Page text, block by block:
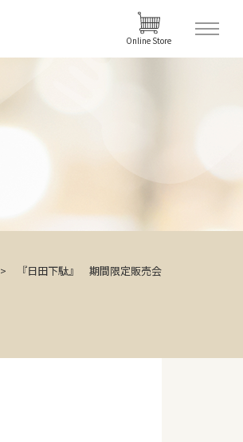
Online Store
『日田下駄』 期間限定販売会